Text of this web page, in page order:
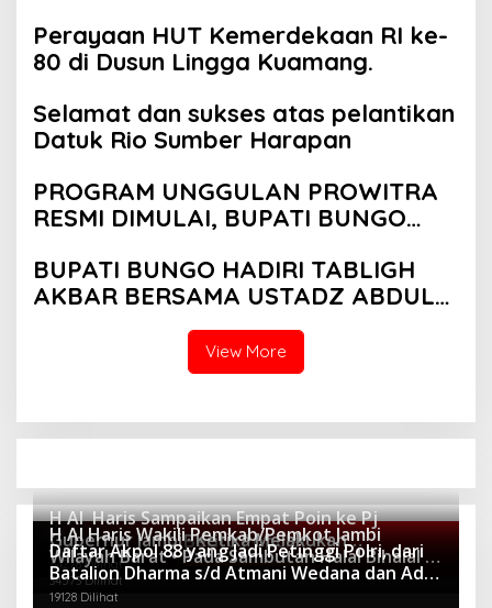
Perayaan HUT Kemerdekaan RI ke-
80 di Dusun Lingga Kuamang.
Selamat dan sukses atas pelantikan
Datuk Rio Sumber Harapan
PROGRAM UNGGULAN PROWITRA
RESMI DIMULAI, BUPATI BUNGO
BUPATI BUNGO HADIRI TABLIGH
AKBAR BERSAMA USTADZ ABDUL
View More
Berita Populer
H Al Haris Sampaikan Empat Poin ke Pj
Gubernur Jambi · Ketika Melakukan
Kunjungan Kerja ke Merangin
64278 Dilihat
H Al Haris Wakili Pemkab/Pemkot Jambi
Wilayah Barat • Pada Sambutan Halal Bihalal di
Gubernuran
34573 Dilihat
Daftar Akpol 88 yang Jadi Petinggi Polri, dari
Batalion Dharma s/d Atmani Wedana dan Adhi
Pradana
19128 Dilihat